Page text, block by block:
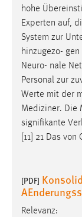
hohe
Experten auf,
System zur
hinzugezo-
Neuro- nale
Personal zur
Werte mit der
Mediziner. Die
signifikante
[11] 21 Das von
[PDF]
Relevanz: